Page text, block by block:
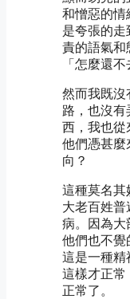
和憎惡的情
是夸張的走
責的語氣和
「怎麼還不
然而我既沒
路，也沒有
西，我也從
他們憑甚麼
向？
這種莫名其
大老百姓普
病。因為大
他們也不覺
這是一種精
這樣才正常
正常了。